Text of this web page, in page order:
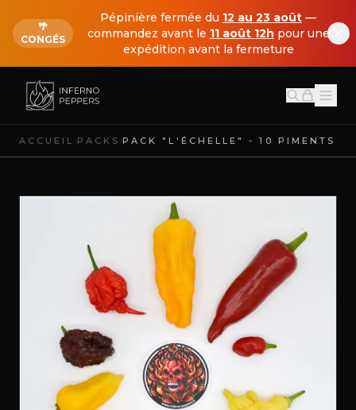
🌴
CONGÉS
Pépinière fermée du 12 au 23 août —
commandez avant le 11 août 12h pour une
expédition avant la fermeture
ACCUEIL PACKS PACK "L'ÉCHELLE" - 10 PIMENTS